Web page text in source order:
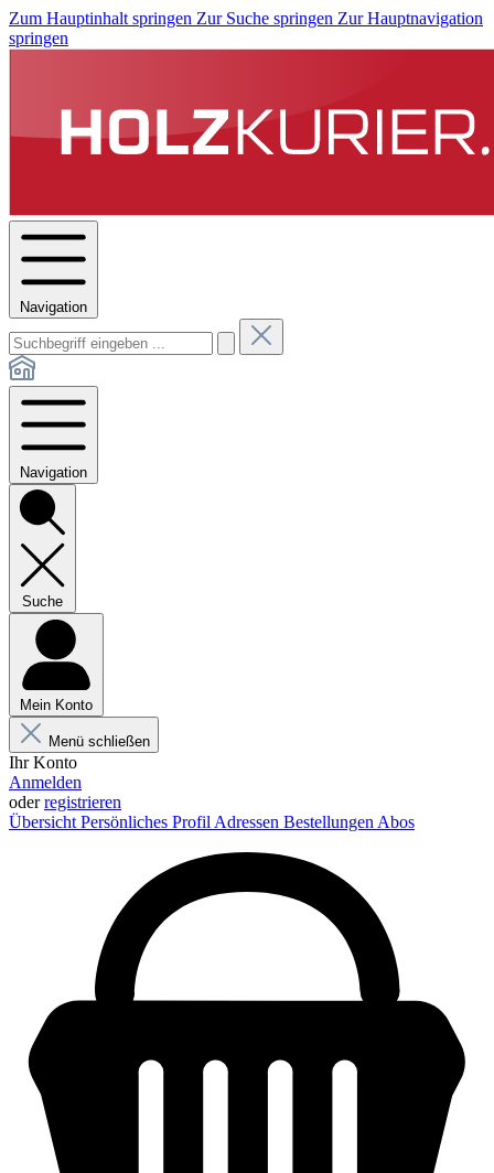
Zum Hauptinhalt springen Zur Suche springen Zur Hauptnavigation
springen
Navigation
Navigation
Suche
Mein Konto
Menü schließen
Ihr Konto
Anmelden
oderregistrieren
Übersicht Persönliches Profil Adressen Bestellungen Abos